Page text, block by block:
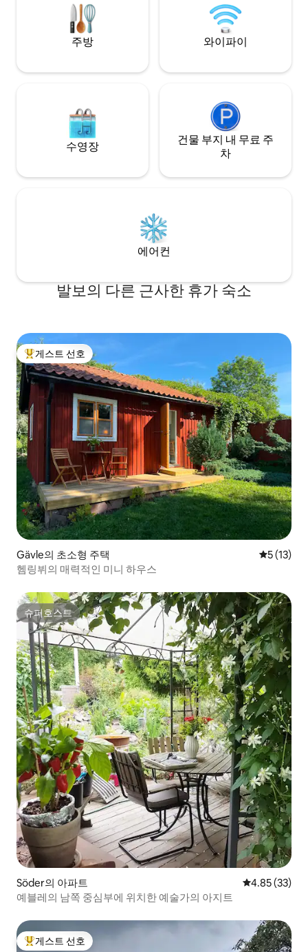
케레덴(Gästrikeleden)이 있습니다. 겨울
에는 도보로 몇 분 거리에 있는 호수에서
5km의 스케이트장을 즐길 수 있습니다.
차를 충전할 수 있습니다. 숙소
밀번호가 있는 별
유주가 거주하는
환영합니다!
주방 와이파이
수영장
건물 부지 내 무료 주
차
에어컨
발보의 다른 근사한 휴가 숙소
상위 게스트 선호
게스트 선호
Gävle의 초소형 주택 평점 5점
5 (13)
헴링뷔의 매력적인 미니 하우스
슈퍼호스트
슈퍼호스트
Söder의 아파트 평점 4.85점(5
4.85 (33)
예블레의 남쪽 중심부에 위치한 예술가의 아지트
상위 게스트 선호
게스트 선호